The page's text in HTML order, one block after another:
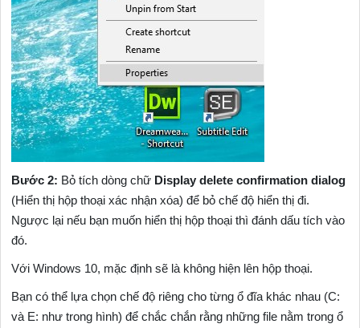
Bước 2: Bỏ tích dòng chữ Display delete confirmation dialog
(Hiển thị hộp thoại xác nhận xóa) để bỏ chế độ hiển thị đi.
Ngược lại nếu bạn muốn hiển thị hộp thoại thì đánh dấu tích vào
đó.
Với Windows 10, mặc định sẽ là không hiện lên hộp thoại.
Bạn có thể lựa chọn chế độ riêng cho từng ổ đĩa khác nhau (C:
và E: như trong hình) để chắc chắn rằng những file nằm trong ổ